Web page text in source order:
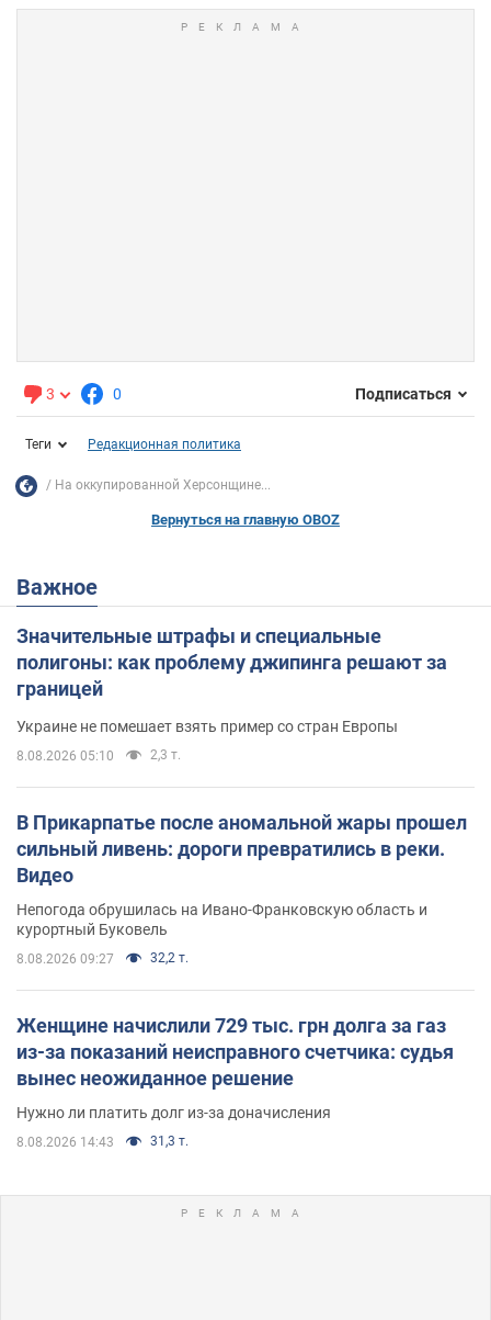
3 0 Подписаться
Теги Редакционная политика
На оккупированной Херсонщине...
Вернуться на главную OBOZ
Важное
Значительные штрафы и специальные
полигоны: как проблему джипинга решают за
границей
Украине не помешает взять пример со стран Европы
8.08.2026 05:10 2,3 т.
В Прикарпатье после аномальной жары прошел
сильный ливень: дороги превратились в реки.
Видео
Непогода обрушилась на Ивано-Франковскую область и
курортный Буковель
8.08.2026 09:27 32,2 т.
Женщине начислили 729 тыс. грн долга за газ
из-за показаний неисправного счетчика: судья
вынес неожиданное решение
Нужно ли платить долг из-за доначисления
8.08.2026 14:43 31,3 т.